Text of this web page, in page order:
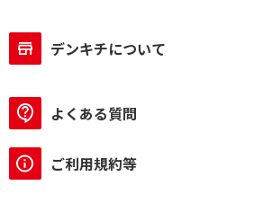
デンキチについて
よくある質問
ご利用規約等